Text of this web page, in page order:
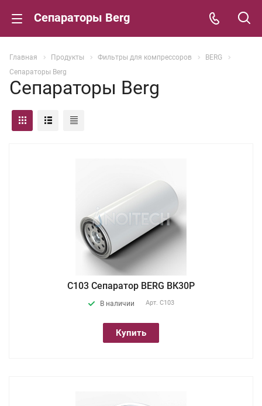
Сепараторы Berg
Главная Продукты Фильтры для компрессоров
BERG
Сепараторы Berg
Сепараторы Berg
С103 Сепаратор BERG ВК30Р
В наличии Арт. С103
Купить